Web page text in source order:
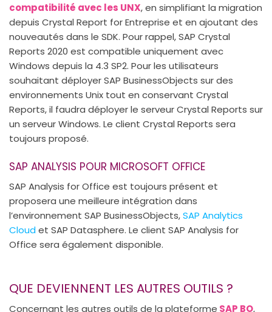
compatibilité avec les UNX, en simplifiant la migration
depuis Crystal Report for Entreprise et en ajoutant des
nouveautés dans le SDK. Pour rappel, SAP Crystal
Reports 2020 est compatible uniquement avec
Windows depuis la 4.3 SP2. Pour les utilisateurs
souhaitant déployer SAP BusinessObjects sur des
environnements Unix tout en conservant Crystal
Reports, il faudra déployer le serveur Crystal Reports sur
un serveur Windows. Le client Crystal Reports sera
toujours proposé.
SAP ANALYSIS POUR MICROSOFT OFFICE
SAP Analysis for Office est toujours présent et
proposera une meilleure intégration dans
l’environnement SAP BusinessObjects,SAP Analytics
Cloudet SAP Datasphere. Le client SAP Analysis for
Office sera également disponible.
QUE DEVIENNENT LES AUTRES OUTILS ?
Concernant les autres outils de la plateforme SAP BO,